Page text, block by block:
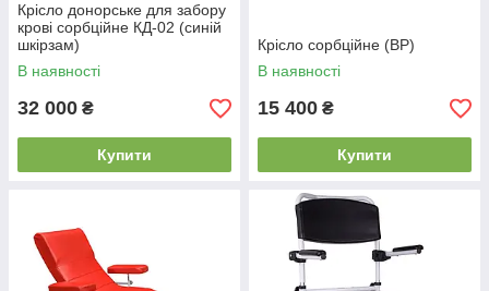
Крісло донорське для забору
крові сорбційне КД-02 (синій
шкірзам)
В наявності
32 000 ₴
Купити
Крісло сорбційне (ВР)
В наявності
15 400 ₴
Купити